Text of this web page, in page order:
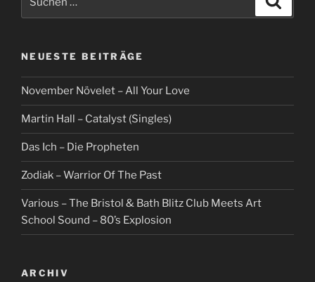
nach:
NEUESTE BEITRÄGE
November Növelet – All Your Love
Martin Hall – Catalyst (Singles)
Das Ich – Die Propheten
Zodiak – Warrior Of The Past
Various – The Bristol & Bath Blitz Club Meets Art
School Sound – 80’s Explosion
ARCHIV